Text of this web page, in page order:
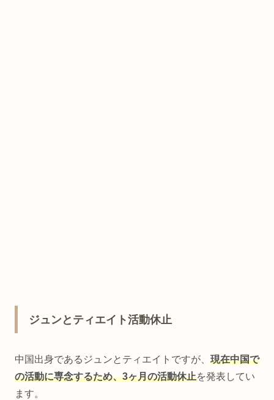
ジュンとティエイト活動休止
中国出身であるジュンとティエイトですが、 現在中国で
の活動に専念するため、3ヶ月の活動休止を発表してい
ます。